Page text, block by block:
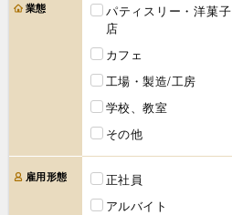
業態
パティスリー・洋菓子
店
カフェ
工場・製造/工房
学校、教室
その他
雇用形態 正社員
アルバイト